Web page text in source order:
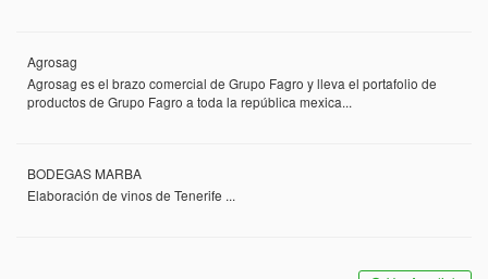
Agrosag
Agrosag es el brazo comercial de Grupo Fagro y lleva el portafolio de
productos de Grupo Fagro a toda la república mexica...
BODEGAS MARBA
Elaboración de vinos de Tenerife ...